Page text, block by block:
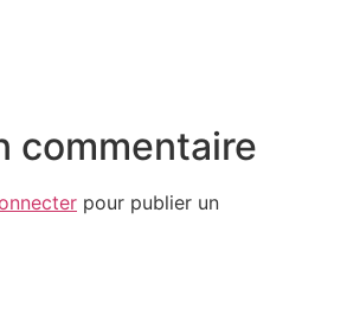
commentaire
pour publier un